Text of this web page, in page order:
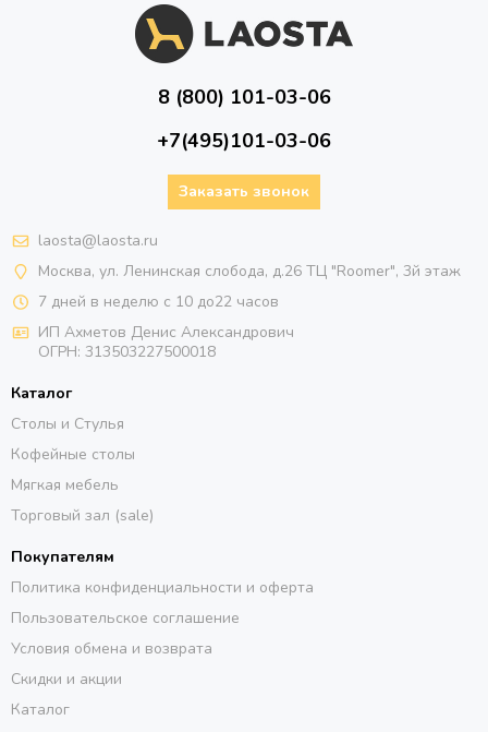
8 (800) 101-03-06
+7(495)101-03-06
Заказать звонок
laosta@laosta.ru
Москва, ул. Ленинская слобода, д.26 ТЦ "Roomer", 3й этаж
7 дней в неделю с 10 до22 часов
ИП Ахметов Денис Александрович
ОГРН: 313503227500018
Каталог
Столы и Стулья
Кофейные столы
Мягкая мебель
Торговый зал (sale)
Покупателям
Политика конфиденциальности и оферта
Пользовательское соглашение
Условия обмена и возврата
Скидки и акции
Каталог